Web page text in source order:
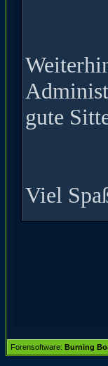
gute
Viel
Forensoftware: Burning